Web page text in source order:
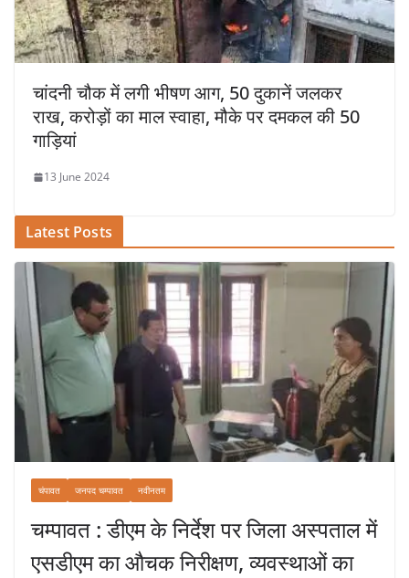
चांदनी चौक में लगी भीषण आग, 50 दुकानें जलकर
राख, करोड़ों का माल स्वाहा, मौके पर दमकल की 50
गाड़ियां
13 June 2024
Latest Posts
चंपावत जनपद चम्पावत नवीनतम
चम्पावत : डीएम के निर्देश पर जिला अस्पताल में
एसडीएम का औचक निरीक्षण, व्यवस्थाओं का